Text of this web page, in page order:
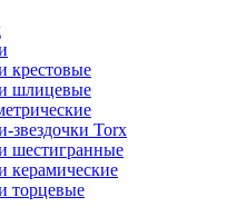
крестовые
шлицевые
звездочки Torx
шестигранные
керамические
торцевые